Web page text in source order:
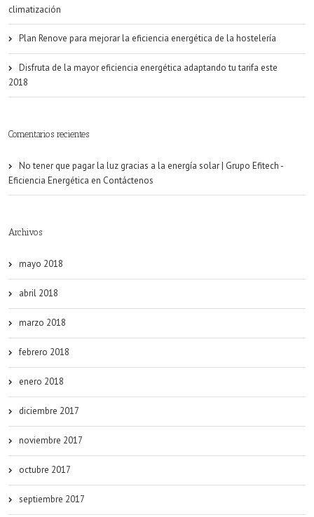
climatización
Plan Renove para mejorar la eficiencia energética de la hostelería
Disfruta de la mayor eficiencia energética adaptando tu tarifa este
2018
Comentarios recientes
No tener que pagar la luz gracias a la energía solar | Grupo Efitech -
Eficiencia Energética en Contáctenos
Archivos
mayo 2018
abril 2018
marzo 2018
febrero 2018
enero 2018
diciembre 2017
noviembre 2017
octubre 2017
septiembre 2017